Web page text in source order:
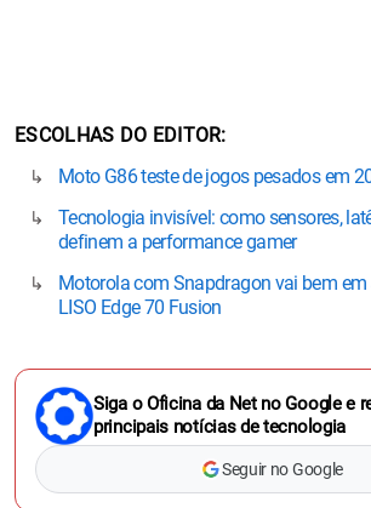
ESCOLHAS DO EDITOR
Moto G86 teste de jogos pesados em
Tecnologia invisível: como sensores,
definem a performance gamer
Motorola com Snapdragon vai bem em
LISO Edge 70 Fusion
Siga o Oficina da Net no Google e
principais notícias de tecnologia
Seguir no Google